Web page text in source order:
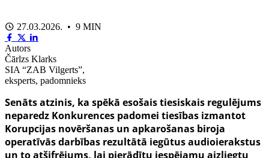
27.03.2026. • 9 MIN
Autors
Čārlzs Klarks
SIA “ZAB Vilgerts”,
eksperts, padomnieks
Senāts atzinis, ka spēkā esošais tiesiskais regulējums
neparedz Konkurences padomei tiesības izmantot
Korupcijas novēršanas un apkarošanas biroja
operatīvās darbības rezultātā iegūtus audioierakstus
un to atšifrējums, lai pierādītu iespējamu aizliegtu